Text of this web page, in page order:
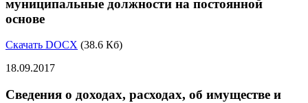
муниципальные должности на постоянной
основе
Скачать DOCX (38.6 Кб)
18.09.2017
Сведения о доходах, расходах, об имуществе и